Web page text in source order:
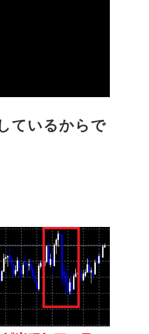
ているからで